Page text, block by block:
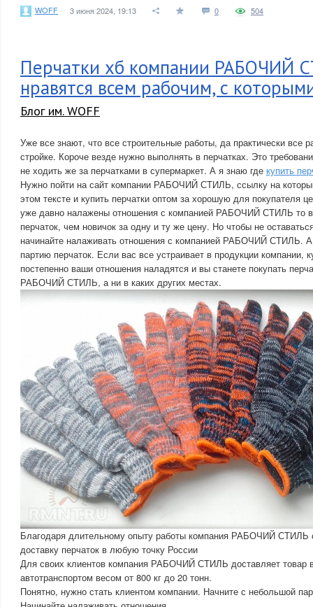
WOFF 3 июня 2024, 19:13 0 504
Перчатки хб компании РАБОЧИЙ
нравятся всем рабочим, с
Блог им. WOFF
Уже все знают, что все строительные работы, да практически все
стройке. Короче везде нужно выполнять в перчатках. Это
не ходить же за перчатками в супермаркет. А я знаю где купить
Нужно пойти на сайт компании РАБОЧИЙ СТИЛЬ, ссылку на
этом тексте и купить перчатки оптом за хорошую для покупателя
уже давно налажены отношения с компанией РАБОЧИЙ СТИЛЬ то
перчаток, чем новичок за одну и ту же цену. Но чтобы не
начинайте налаживать отношения с компанией РАБОЧИЙ СТИЛЬ. А
партию перчаток. Если вас все устраивает в продукции компании,
постепенно ваши отношения наладятся и вы станете покупать
РАБОЧИЙ СТИЛЬ, а ни в каких других местах.
Благодаря длительному опыту работы компания РАБОЧИЙ СТИЛЬ
доставку перчаток в любую точку России
Для своих клиентов компания РАБОЧИЙ СТИЛЬ доставляет товар
автотранспортом весом от 800 кг до 20 тонн.
Понятно, нужно стать клиентом компании. Начните с небольшой